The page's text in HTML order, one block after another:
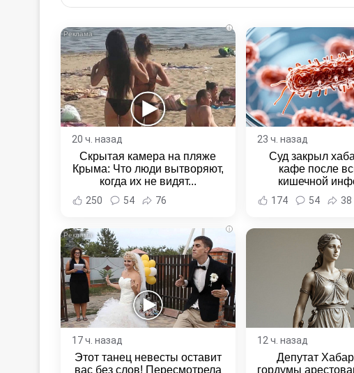
Email
i
20 ч. назад
Скрытая камера на пляже
Крыма: Что люди вытворяют,
когда их не видят...
250 54 76
23 ч. назад
Суд закрыл
кафе после
кишечной
Новости
174 54 38
i
17 ч. назад
Этот танец невесты оставит
вас без слов! Пересмотрела
12 ч. назад
Депутат
гордумы